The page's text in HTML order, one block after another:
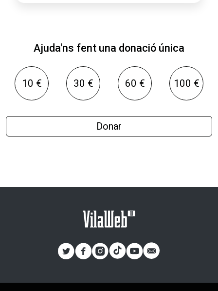
Ajuda'ns fent una donació única
10 € 30 € 60 € 100 €
Donar